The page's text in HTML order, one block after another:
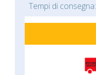
Tempi di consegna: